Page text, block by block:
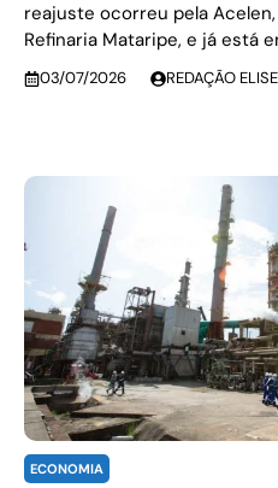
reajuste ocorreu pela
Refinaria Mataripe, e já está
03/07/2026 REDAÇÃO
ECONOMIA